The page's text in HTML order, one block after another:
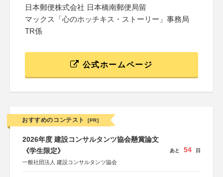
日本郵便株式会社 日本橋南郵便局留
マックス「心のホッチキス・ストーリー」事務局
TR係
公式ホームページ
おすすめのコンテスト [PR]
2026年度 建設コンサルタンツ協会懸賞論文
《学生限定》
一般社団法人 建設コンサルタンツ協会
あと 54 日